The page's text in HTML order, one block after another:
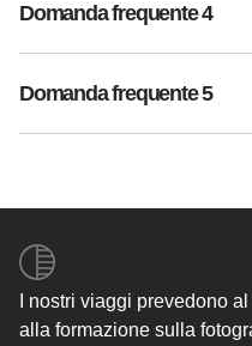
Domanda frequente 4
Domanda frequente 5
I nostri viaggi prevedono
alla formazione sulla